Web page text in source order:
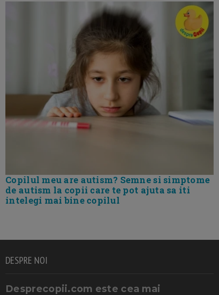
Copilul meu are autism? Semne si simptome
de autism la copii care te pot ajuta sa iti
intelegi mai bine copilul
DESPRE NOI
Desprecopii.com este cea mai